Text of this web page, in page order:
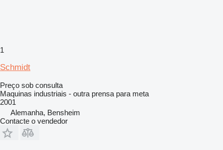
1
Schmidt
Preço sob consulta
Maquinas industriais - outra prensa para meta
2001
Alemanha, Bensheim
Contacte o vendedor